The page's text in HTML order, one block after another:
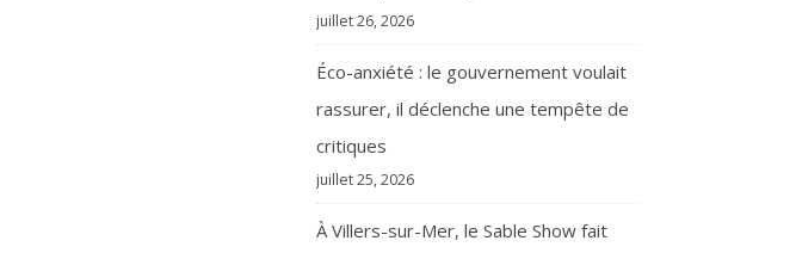
juillet 26, 2026
Éco-anxiété : le gouvernement voulait
rassurer, il déclenche une tempête de
critiques
juillet 25, 2026
À Villers-sur-Mer, le Sable Show fait